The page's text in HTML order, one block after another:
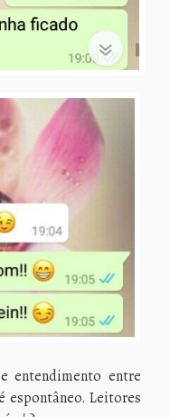
entendimento entre
espontâneo. Leitores